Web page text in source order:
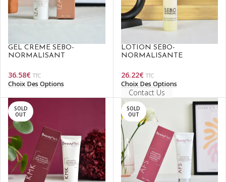
GEL CRÈME SÉBO-
NORMALISANT
36.58€ TTC
Choix Des Options
LOTION SÉBO-
NORMALISANTE
26.22€ TTC
Choix Des Options
Contact Us
SOLD
OUT
SOLD
OUT